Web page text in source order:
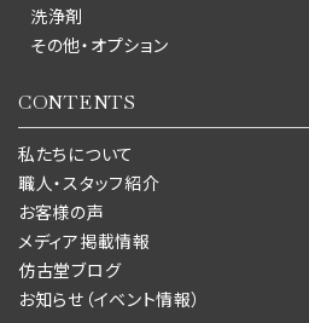
洗浄剤
その他・オプション
CONTENTS
私たちについて
職人・スタッフ紹介
お客様の声
メディア掲載情報
仿古堂ブログ
お知らせ（イベント情報）